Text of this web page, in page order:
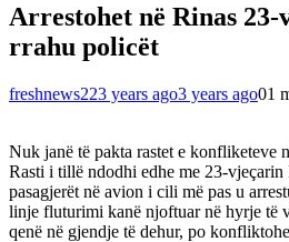
Arrestohet në Rinas
rrahu policët
freshnews223 years ago3 years ago01
Nuk janë të pakta rastet e konfliketeve
Rasti i tillë ndodhi edhe me 23-
pasagjerët në avion i cili më pas u
linje fluturimi kanë njoftuar në hyrje të
qenë në gjendje të dehur, po